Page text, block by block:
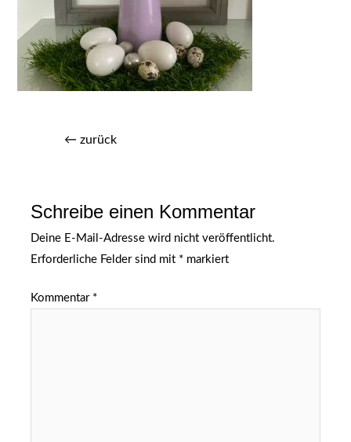
← zurück
Schreibe einen Kommentar
Deine E-Mail-Adresse wird nicht veröffentlicht.
Erforderliche Felder sind mit * markiert
Kommentar *